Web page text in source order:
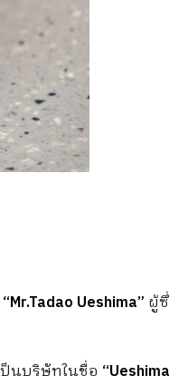
“Mr.Tadao Ueshima” ผู้
นบริษัทในชื่อ “Ueshima